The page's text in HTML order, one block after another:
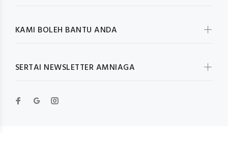
KAMI BOLEH BANTU ANDA
SERTAI NEWSLETTER AMNIAGA